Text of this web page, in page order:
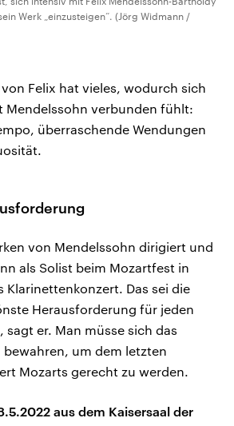
Werk „einzusteigen“. (Jörg Widmann /
Felix hat vieles, wodurch sich
Mendelssohn verbunden fühlt:
überraschende Wendungen
von Mendelssohn dirigiert und
als Solist beim Mozartfest in
Klarinettenkonzert. Das sei die
Herausforderung für jeden
er. Man müsse sich das
um dem letzten
Mozarts gerecht zu werden.
aus dem Kaisersaal der